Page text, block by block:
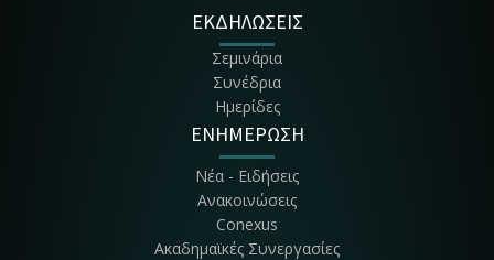
ΕΚΔΗΛΩΣΕΙΣ
Σεμινάρια
Συνέδρια
Ημερίδες
ΕΝΗΜΕΡΩΣΗ
Νέα - Ειδήσεις
Ανακοινώσεις
Conexus
Ακαδημαϊκές Συνεργασίες